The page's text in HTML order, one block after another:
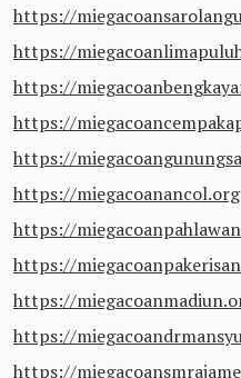
https://
https://
https://
https://
https://
https://miegacoanancol.org
https://
https://
https://
https://
https://